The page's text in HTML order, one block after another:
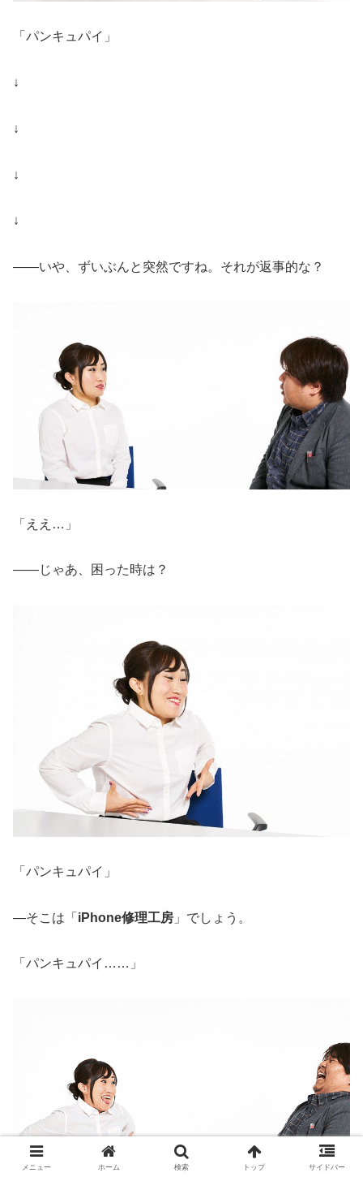
「パンキュパイ」
↓
↓
↓
↓
――いや、ずいぶんと突然ですね。それが返事的な？
「ええ…」
――じゃあ、困った時は？
「パンキュパイ」
―そこは「 iPhone修理工房 」でしょう。
「パンキュパイ……」
メニュー ホーム 検索 トップ サイドバー